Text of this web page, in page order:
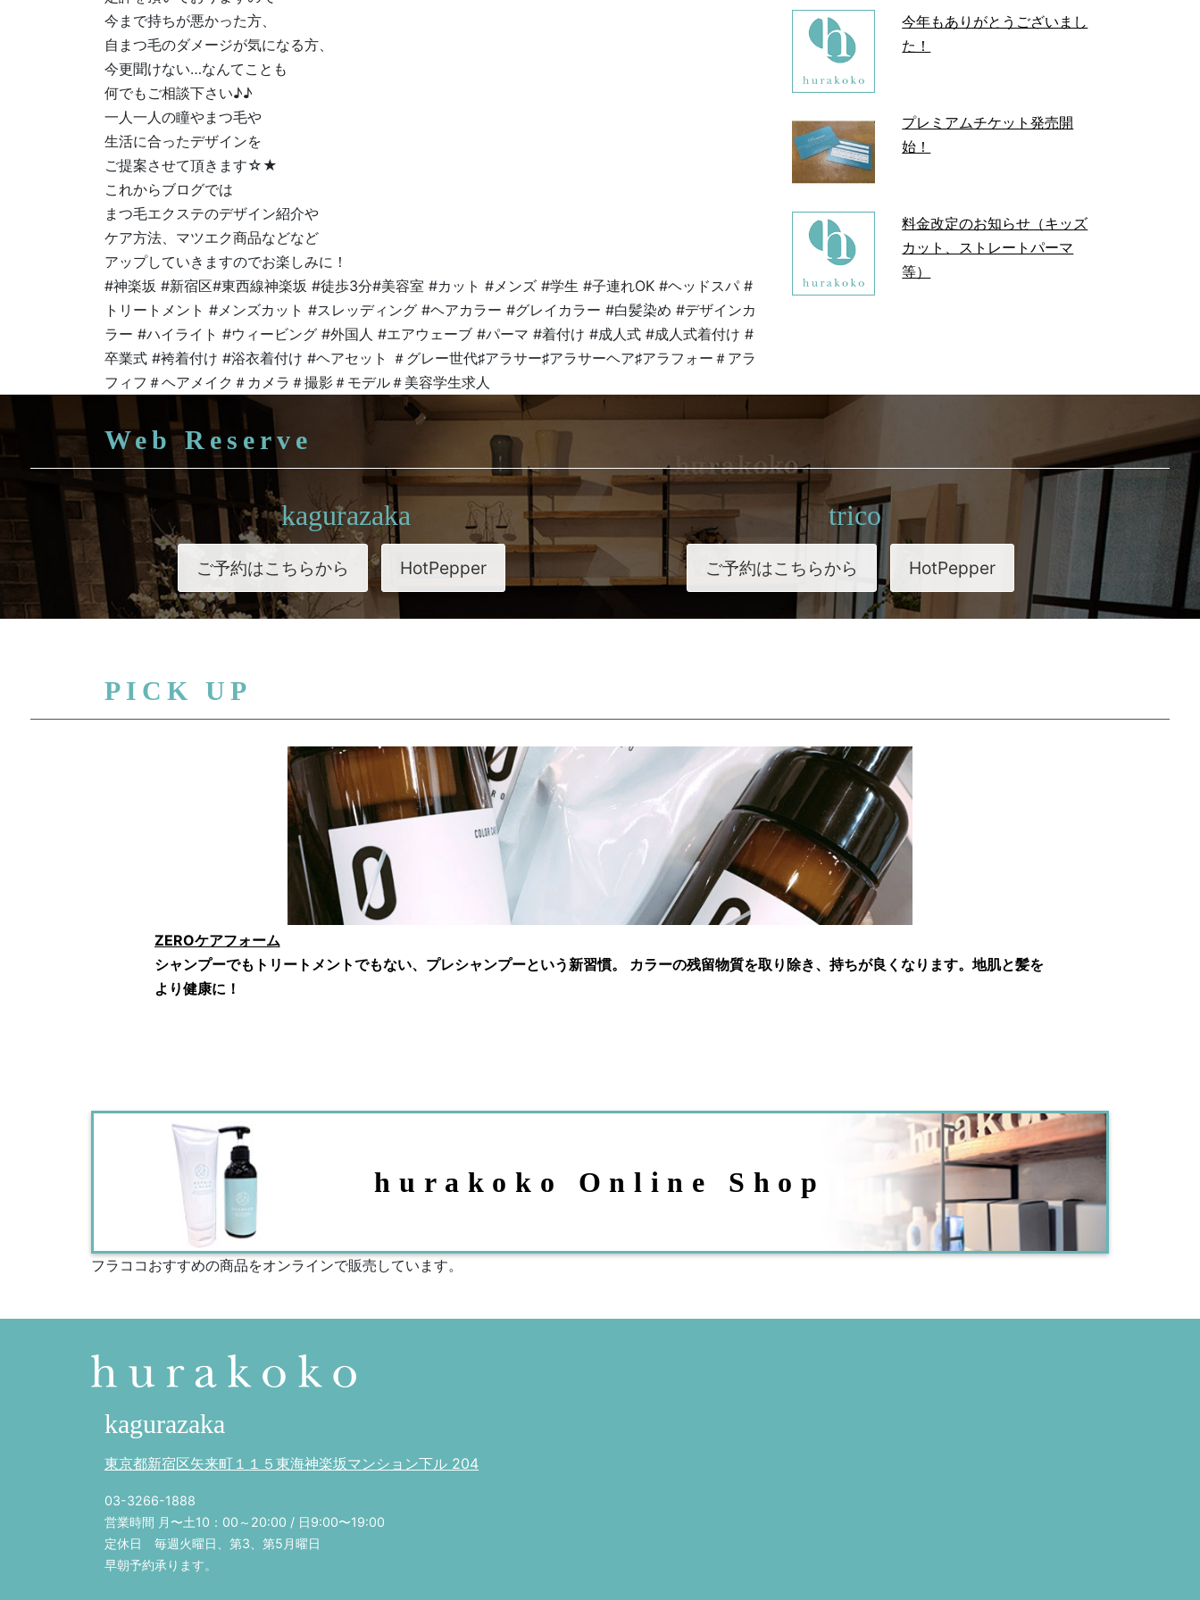
今まで持ちが悪かった方、
自まつ毛のダメージが気になる方、
今更聞けない…なんてことも
何でもご相談下さい♪♪
一人一人の瞳やまつ毛や
生活に合ったデザインを
ご提案させて頂きます☆★
これからブログでは
まつ毛エクステのデザイン紹介や
ケア方法、マツエク商品などなど
アップしていきますのでお楽しみに！
#神楽坂 #新宿区#東西線神楽坂 #徒歩3分#美容室 #カット #メンズ #学生 #子連れOK #ヘッドスパ #
トリートメント #メンズカット #スレッディング #ヘアカラー #グレイカラー #白髪染め #デザインカ
ラー #ハイライト #ウィービング #外国人 #エアウェーブ #パーマ #着付け #成人式 #成人式着付け #
卒業式 #袴着付け #浴衣着付け #ヘアセット ＃グレー世代♯アラサー♯アラサーヘア♯アラフォー＃アラ
フィフ＃ヘアメイク＃カメラ＃撮影＃モデル＃美容学生求人
今年もありがとうございまし
た！
プレミアムチケット発売開
始！
料金改定のお知らせ（キッズ
カット、ストレートパーマ
等）
Web Reserve
kagurazaka
ご予約はこちらから HotPepper
trico
ご予約はこちらから HotPepper
PICK UP
ZEROケアフォーム
シャンプーでもトリートメントでもない、プレシャンプーという新習慣。 カラーの残留物質を取り除き、持ちが良くなります。地肌と髪を
より健康に！
hurakoko Online Shop
フラココおすすめの商品をオンラインで販売しています。
kagurazaka
東京都新宿区矢来町１１５東海神楽坂マンション下ル 204
03-3266-1888
営業時間 月〜土10：00～20:00 / 日9:00〜19:00
定休日 毎週火曜日、第3、第5月曜日
早朝予約承ります。